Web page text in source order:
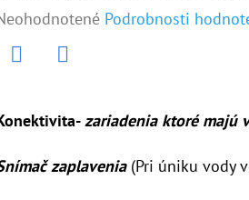
hodnotenie
Podrobnosti
zariadenia ktoré majú
zaplavenia (Pri úniku vody